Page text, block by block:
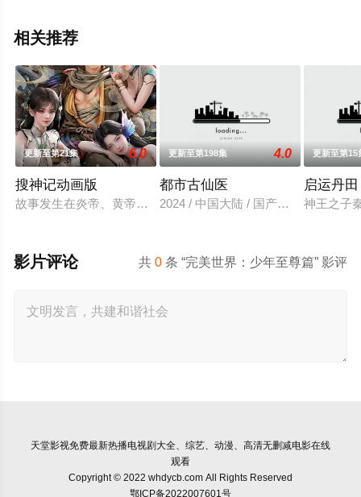
相关推荐
更新至第21集 6.0
搜神记动画版
故事发生在炎帝、黄帝所在的蛮荒时代。正值群雄逐鹿中原之
更新至第198集 4.0
都市古仙医
2024 / 中国大陆 / 国产动漫
更新至第15
启运丹
神王之子
共0 条 “完美世界：少年至尊篇” 影评
影片评论
天堂影视免费最新热播电视剧大全、综艺、动漫、高清无删减电影在线
观看
Copyright © 2022 whdycb.com All Rights Reserved
鄂ICP备2022007601号